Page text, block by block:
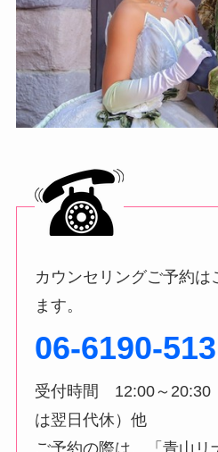
カウンセリングご予約は
ます。
06-6190-
受付時間 12:00～20:30
は翌日代休）他